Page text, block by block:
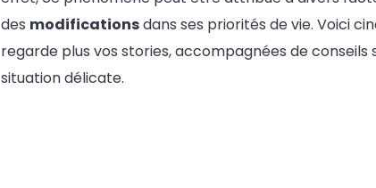
des modificationsdans ses priorités de vie. Voici
regarde plus vos stories, accompagnées de conseils
situation délicate.